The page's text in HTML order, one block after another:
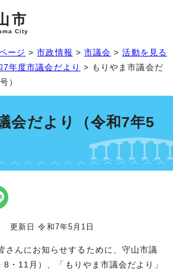
市
City
ージ >市政情報 > 市議会 >活動を見る
7年度市議会だより > もりやま市議会だ
）
会だより（令和7年5
更新日 令和7年5月1日
さんにお知らせするために、守山市議
・11月）、「もりやま市議会だより」